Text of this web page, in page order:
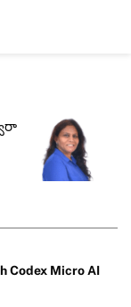
Codex Micro AI